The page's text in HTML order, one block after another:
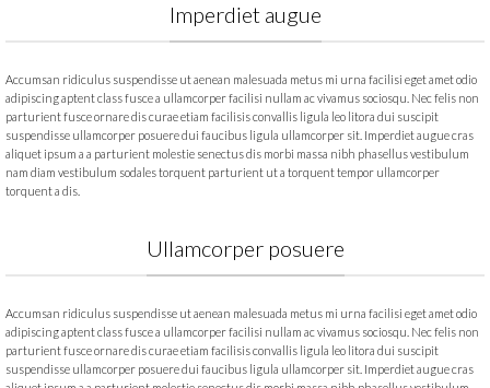
Imperdiet augue
Accumsan ridiculus suspendisse ut aenean malesuada metus mi urna facilisi eget amet odio
adipiscing aptent class fusce a ullamcorper facilisi nullam ac vivamus sociosqu. Nec felis non
parturient fusce ornare dis curae etiam facilisis convallis ligula leo litora dui suscipit
suspendisse ullamcorper posuere dui faucibus ligula ullamcorper sit. Imperdiet augue cras
aliquet ipsum a a parturient molestie senectus dis morbi massa nibh phasellus vestibulum
nam diam vestibulum sodales torquent parturient ut a torquent tempor ullamcorper
torquent a dis.
Ullamcorper posuere
Accumsan ridiculus suspendisse ut aenean malesuada metus mi urna facilisi eget amet odio
adipiscing aptent class fusce a ullamcorper facilisi nullam ac vivamus sociosqu. Nec felis non
parturient fusce ornare dis curae etiam facilisis convallis ligula leo litora dui suscipit
suspendisse ullamcorper posuere dui faucibus ligula ullamcorper sit. Imperdiet augue cras